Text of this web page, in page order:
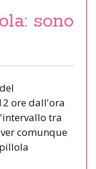
sono
ore dall'ora
tra
comunque